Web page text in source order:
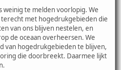
weinig te melden voorlopig. We
met hogedrukgebieden die
van ons blijven nestelen, en
de oceaan overheersen. We
van hogedrukgebieden te blijven,
die doorbreekt. Daarmee lijkt